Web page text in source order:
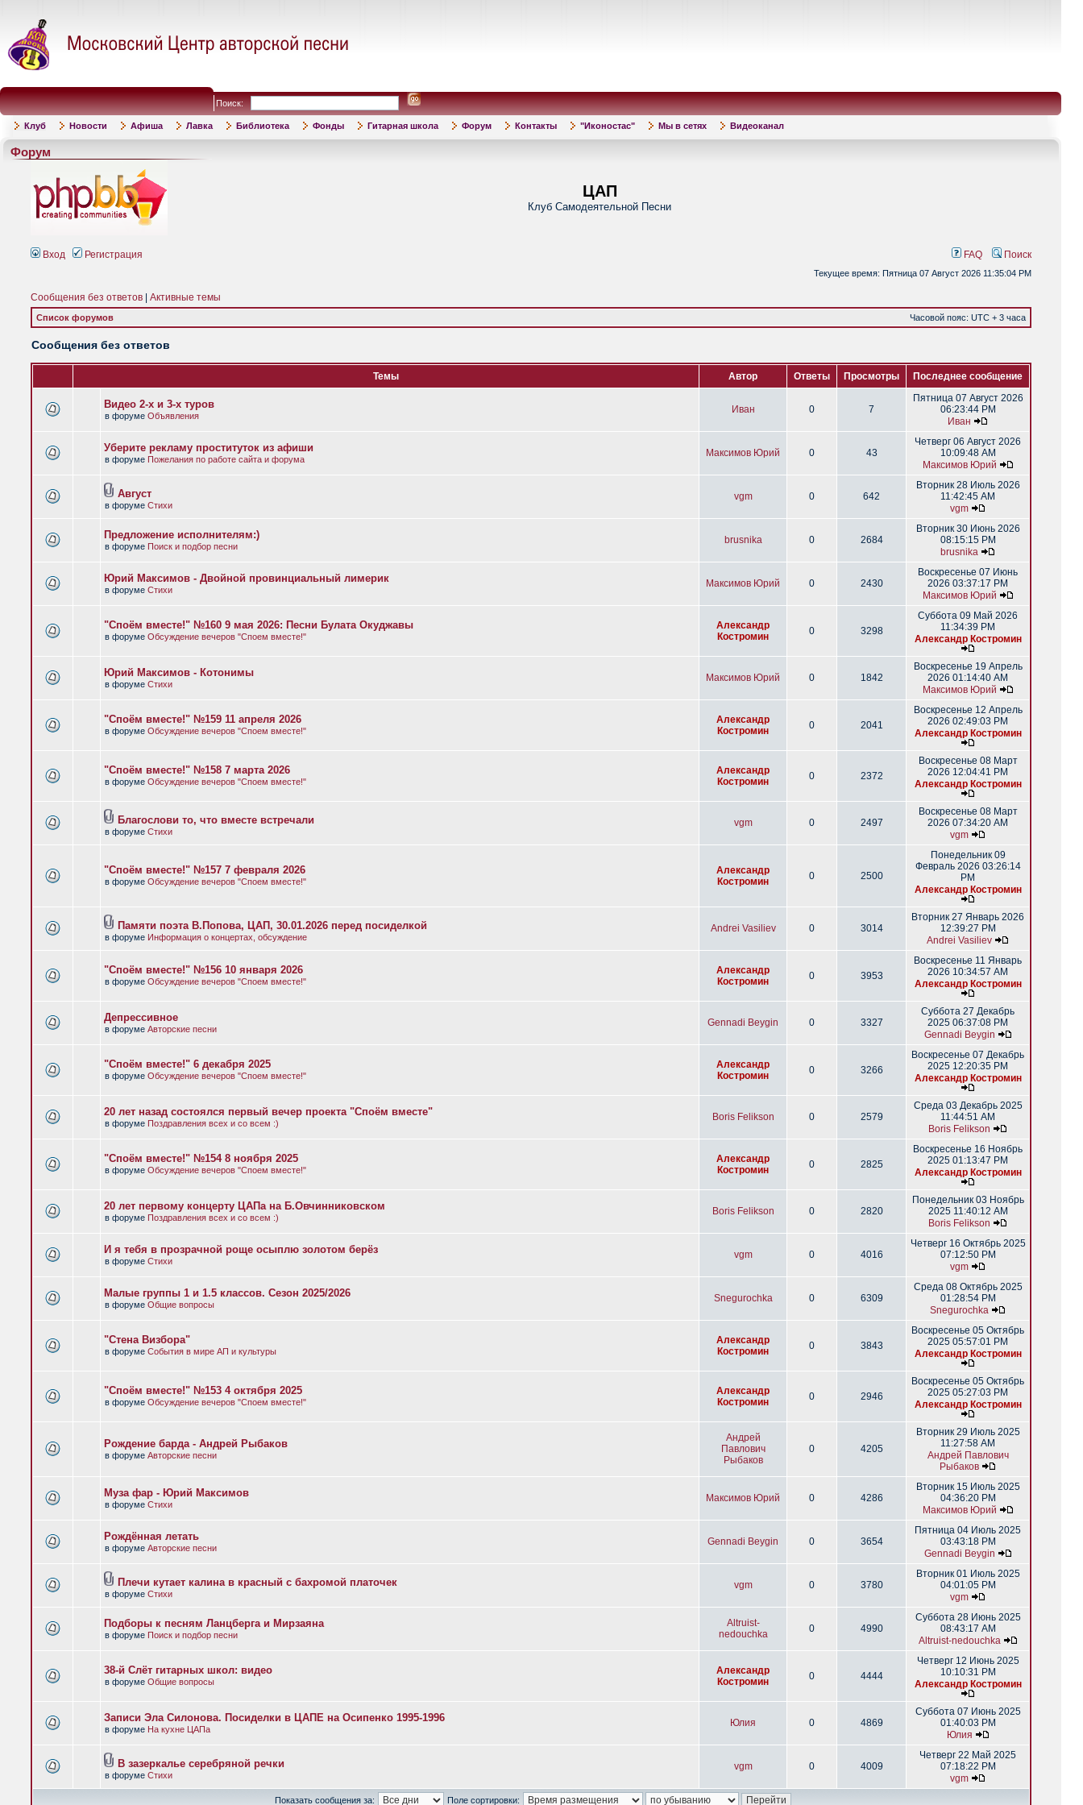
Поиск:
Клуб Новости Афиша Лавка Библиотека Фонды Гитарная школа Форум Контакты "Иконостас" Мы в сетях Видеоканал
Форум
ЦАП
Клуб Самодеятельной Песни
Вход Регистрация FAQ Поиск
Текущее время: Пятница 07 Август 2026 11:35:04 PM
Сообщения без ответов Активные темы
Список форумов Часовой пояс: UTC + 3 часа
Сообщения без ответов
Темы Автор Ответы Просмотры Последнее сообщение
Видео 2-х и 3-х туров
в форуме Объявления
Иван 0 7
Пятница 07 Август 2026
06:23:44 PM
Иван
Уберите рекламу проституток из афиши
в форуме Пожелания по работе сайта и форума
Максимов Юрий 0 43
Четверг 06 Август 2026
10:09:48 AM
Максимов Юрий
Август
в форуме Стихи
vgm 0 642
Вторник 28 Июль 2026
11:42:45 AM
vgm
Предложение исполнителям:)
в форуме Поиск и подбор песни
brusnika 0 2684
Вторник 30 Июнь 2026
08:15:15 PM
brusnika
Юрий Максимов - Двойной провинциальный лимерик
в форуме Стихи
Максимов Юрий 0 2430
Воскресенье 07 Июнь
2026 03:37:17 PM
Максимов Юрий
"Споём вместе!" №160 9 мая 2026: Песни Булата Окуджавы
в форуме Обсуждение вечеров "Споем вместе!"
Александр
Костромин
0 3298
Суббота 09 Май 2026
11:34:39 PM
Александр Костромин
Юрий Максимов - Котонимы
в форуме Стихи
Максимов Юрий 0 1842
Воскресенье 19 Апрель
2026 01:14:40 AM
Максимов Юрий
"Споём вместе!" №159 11 апреля 2026
в форуме Обсуждение вечеров "Споем вместе!"
Александр
Костромин
0 2041
Воскресенье 12 Апрель
2026 02:49:03 PM
Александр Костромин
"Споём вместе!" №158 7 марта 2026
в форуме Обсуждение вечеров "Споем вместе!"
Александр
Костромин
0 2372
Воскресенье 08 Март
2026 12:04:41 PM
Александр Костромин
Благослови то, что вместе встречали
в форуме Стихи
vgm 0 2497
Воскресенье 08 Март
2026 07:34:20 AM
vgm
"Споём вместе!" №157 7 февраля 2026
в форуме Обсуждение вечеров "Споем вместе!"
Александр
Костромин
0 2500
Понедельник 09
Февраль 2026 03:26:14
PM
Александр Костромин
Памяти поэта В.Попова, ЦАП, 30.01.2026 перед посиделкой
в форуме Информация о концертах, обсуждение
Andrei Vasiliev 0 3014
Вторник 27 Январь 2026
12:39:27 PM
Andrei Vasiliev
"Споём вместе!" №156 10 января 2026
в форуме Обсуждение вечеров "Споем вместе!"
Александр
Костромин
0 3953
Воскресенье 11 Январь
2026 10:34:57 AM
Александр Костромин
Депрессивное
в форуме Авторские песни
Gennadi Beygin 0 3327
Суббота 27 Декабрь
2025 06:37:08 PM
Gennadi Beygin
"Споём вместе!" 6 декабря 2025
в форуме Обсуждение вечеров "Споем вместе!"
Александр
Костромин
0 3266
Воскресенье 07 Декабрь
2025 12:20:35 PM
Александр Костромин
20 лет назад состоялся первый вечер проекта "Споём вместе"
в форуме Поздравления всех и со всем :)
Boris Felikson 0 2579
Среда 03 Декабрь 2025
11:44:51 AM
Boris Felikson
"Споём вместе!" №154 8 ноября 2025
в форуме Обсуждение вечеров "Споем вместе!"
Александр
Костромин
0 2825
Воскресенье 16 Ноябрь
2025 01:13:47 PM
Александр Костромин
20 лет первому концерту ЦАПа на Б.Овчинниковском
в форуме Поздравления всех и со всем :)
Boris Felikson 0 2820
Понедельник 03 Ноябрь
2025 11:40:12 AM
Boris Felikson
И я тебя в прозрачной роще осыплю золотом берёз
в форуме Стихи
vgm 0 4016
Четверг 16 Октябрь 2025
07:12:50 PM
vgm
Малые группы 1 и 1.5 классов. Сезон 2025/2026
в форуме Общие вопросы
Snegurochka 0 6309
Среда 08 Октябрь 2025
01:28:54 PM
Snegurochka
"Стена Визбора"
в форуме События в мире АП и культуры
Александр
Костромин
0 3843
Воскресенье 05 Октябрь
2025 05:57:01 PM
Александр Костромин
"Споём вместе!" №153 4 октября 2025
в форуме Обсуждение вечеров "Споем вместе!"
Александр
Костромин
0 2946
Воскресенье 05 Октябрь
2025 05:27:03 PM
Александр Костромин
Рождение барда - Андрей Рыбаков
в форуме Авторские песни
Андрей
Павлович
Рыбаков
0 4205
Вторник 29 Июль 2025
11:27:58 AM
Андрей Павлович
Рыбаков
Муза фар - Юрий Максимов
в форуме Стихи
Максимов Юрий 0 4286
Вторник 15 Июль 2025
04:36:20 PM
Максимов Юрий
Рождённая летать
в форуме Авторские песни
Gennadi Beygin 0 3654
Пятница 04 Июль 2025
03:43:18 PM
Gennadi Beygin
Плечи кутает калина в красный с бахромой платочек
в форуме Стихи
vgm 0 3780
Вторник 01 Июль 2025
04:01:05 PM
vgm
Подборы к песням Ланцберга и Мирзаяна
в форуме Поиск и подбор песни
Altruist-
nedouchka
0 4990
Суббота 28 Июнь 2025
08:43:17 AM
Altruist-nedouchka
38-й Слёт гитарных школ: видео
в форуме Общие вопросы
Александр
Костромин
0 4444
Четверг 12 Июнь 2025
10:10:31 PM
Александр Костромин
Записи Эла Силонова. Посиделки в ЦАПЕ на Осипенко 1995-1996
в форуме На кухне ЦАПа
Юлия 0 4869
Суббота 07 Июнь 2025
01:40:03 PM
Юлия
В зазеркалье серебряной речки
в форуме Стихи
vgm 0 4009
Четверг 22 Май 2025
07:18:22 PM
vgm
Показать сообщения за: Поле сортировки: